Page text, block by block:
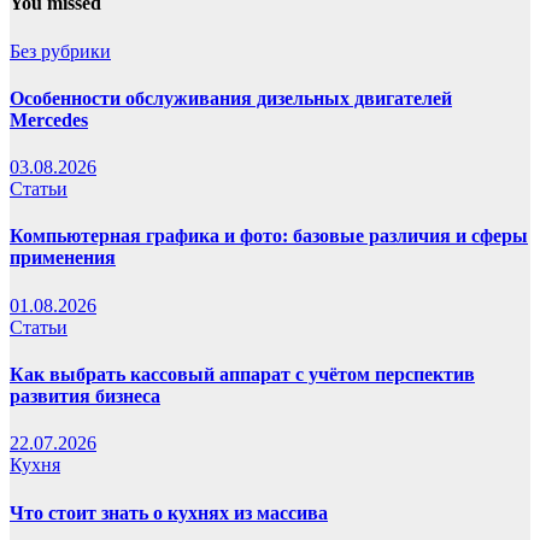
Без рубрики
Особенности обслуживания дизельных двигателей
Mercedes
03.08.2026
Статьи
Компьютерная графика и фото: базовые различия и сферы
применения
01.08.2026
Статьи
Как выбрать кассовый аппарат с учётом перспектив
развития бизнеса
22.07.2026
Кухня
Что стоит знать о кухнях из массива